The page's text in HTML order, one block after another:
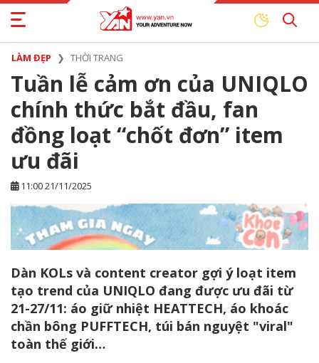
LÀM ĐẸP THỜI TRANG
Tuần lễ cảm ơn của UNIQLO
chính thức bắt đầu, fan
đồng loạt “chốt đơn” item
ưu đãi
11:00 21/11/2025
Dàn KOLs và content creator gợi ý loạt item
tạo trend của UNIQLO đang được ưu đãi từ
21-27/11: áo giữ nhiệt HEATTECH, áo khoác
chần bông PUFFTECH, túi bán nguyệt "viral"
toàn thế giới…